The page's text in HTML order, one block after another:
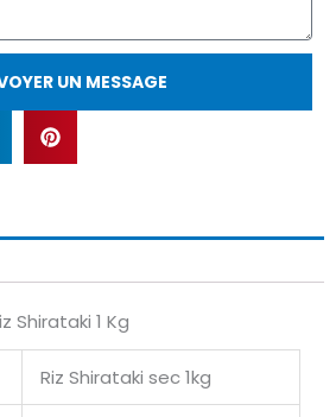
UN MESSAGE
Shirataki 1 Kg
Riz Shirataki sec 1kg